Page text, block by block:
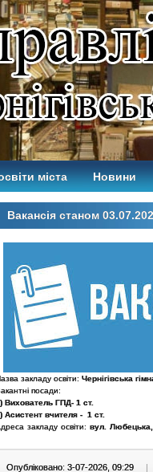
міста Новини
Вакансія станом
закладу освіти: Чернігівська
посади:
Вихователь ГПД- 1 ст.
Асистент вчителя - 1 ст.
закладу освіти:вул.
Опубліковано: 3-07-2026, 09:29 |